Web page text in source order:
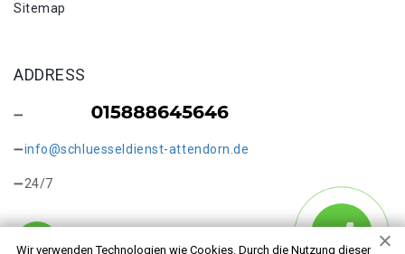
Wir verwenden Technologien wie Cookies. Durch die Nutzung dieser
Sitemap
ADDRESS
info@schluesseldienst-attendorn.de
24/7